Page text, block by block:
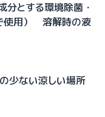
分とする環境除菌・
使用） 溶解時の液
少ない涼しい場所